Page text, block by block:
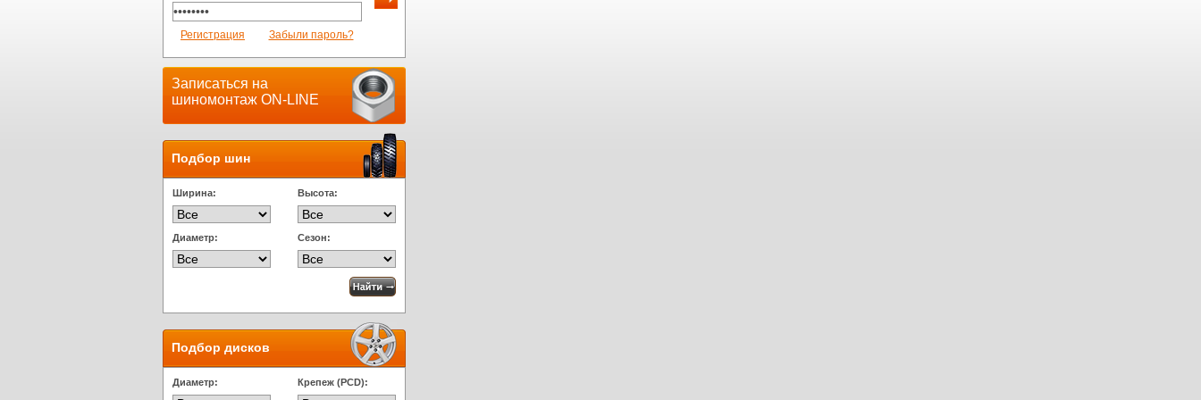
Регистрация Забыли пароль?
Записаться на
шиномонтаж ON-LINE
Подбор шин
Ширина: Высота:
Диаметр: Сезон:
Подбор дисков
Диаметр: Крепеж (PCD):